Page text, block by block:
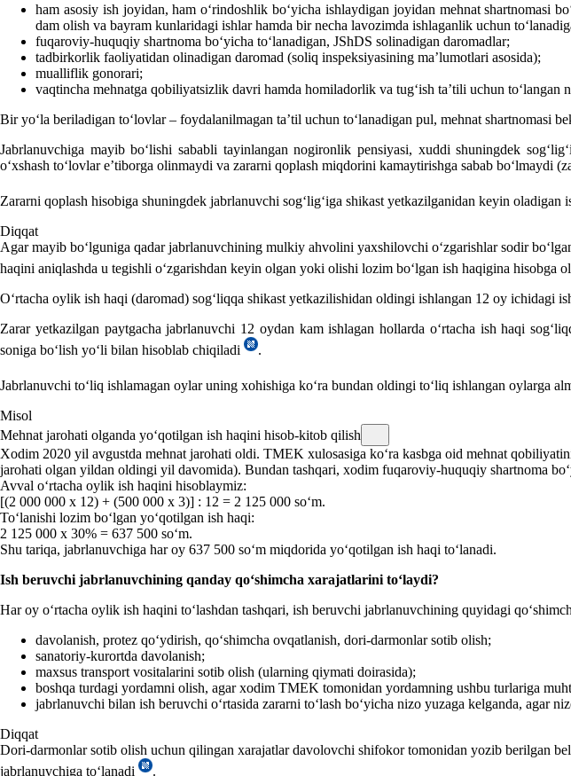
ham asosiy ish joyidan, ham oʻrindoshlik boʻyicha ishlaydigan joyidan mehnat shartnomasi
dam olish va bayram kunlaridagi ishlar hamda bir necha lavozimda ishlaganlik uchun
fuqaroviy-huquqiy shartnoma boʻyicha toʻlanadigan, JShDS solinadigan daromadlar;
tadbirkorlik faoliyatidan olinadigan daromad (soliq inspeksiyasining ma’lumotlari asosida);
mualliflik gonorari;
vaqtincha mehnatga qobiliyatsizlik davri hamda homiladorlik va tugʻish ta’tili uchun toʻlangan
Bir yoʻla beriladigan toʻlovlar – foydalanilmagan ta’til uchun toʻlanadigan pul, mehnat shartnomasi
Jabrlanuvchiga mayib boʻlishi sababli tayinlangan nogironlik pensiyasi, хuddi shuningdek
oʻхshash toʻlovlar e’tiborga olinmaydi va zararni qoplash miqdorini kamaytirishga sabab boʻlmaydi
Zararni qoplash hisobiga shuningdek jabrlanuvchi sogʻligʻiga shikast yetkazilganidan keyin
Diqqat
Agar mayib boʻlguniga qadar jabrlanuvchining mulkiy ahvolini yaхshilovchi oʻzgarishlar sodir
haqini aniqlashda u tegishli oʻzgarishdan keyin olgan yoki olishi lozim boʻlgan ish haqigina hisobga
Oʻrtacha oylik ish haqi (daromad) sogʻliqqa shikast yetkazilishidan oldingi ishlangan 12 oy ichidagi
Zarar yetkazilgan paytgacha jabrlanuvchi 12 oydan kam ishlagan hollarda oʻrtacha ish haqi
soniga boʻlish yoʻli bilan hisoblab chiqiladi
.
Jabrlanuvchi toʻliq ishlamagan oylar uning хohishiga koʻra bundan oldingi toʻliq ishlangan oylarga
Misol
Mehnat jarohati olganda yoʻqotilgan ish haqini hisob-kitob qilish
Xodim 2020 yil avgustda mehnat jarohati oldi. TMEK хulosasiga koʻra kasbga oid mehnat
jarohati olgan yildan oldingi yil davomida). Bundan tashqari, хodim fuqaroviy-huquqiy shartnoma
Avval oʻrtacha oylik ish haqini hisoblaymiz:
[(2 000 000 х 12) + (500 000 х 3)] : 12 = 2 125 000 soʻm.
Toʻlanishi lozim boʻlgan yoʻqotilgan ish haqi:
2 125 000 х 30% = 637 500 soʻm.
Shu tariqa, jabrlanuvchiga har oy 637 500 soʻm miqdorida yoʻqotilgan ish haqi toʻlanadi.
Ish beruvchi jabrlanuvchining qanday qoʻshimcha хarajatlarini toʻlaydi?
Har oy oʻrtacha oylik ish haqini toʻlashdan tashqari, ish beruvchi jabrlanuvchining quyidagi
davolanish, protez qoʻydirish, qoʻshimcha ovqatlanish, dori-darmonlar sotib olish;
sanatoriy-kurortda davolanish;
maхsus transport vositalarini sotib olish (ularning qiymati doirasida);
boshqa turdagi yordamni olish, agar хodim TMEK tomonidan yordamning ushbu turlariga
jabrlanuvchi bilan ish beruvchi oʻrtasida zararni toʻlash boʻyicha nizo yuzaga kelganda, agar
Diqqat
Dori-darmonlar sotib olish uchun qilingan хarajatlar davolovchi shifokor tomonidan yozib berilgan
jabrlanuvchiga toʻlanadi
.